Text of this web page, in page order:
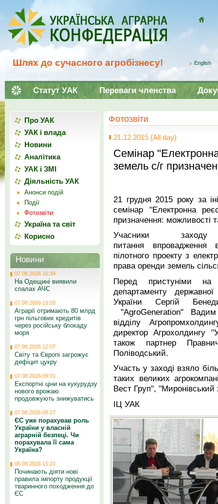
Шлях до сучасного агробізнесу! English
Статут УАК Переваги членства
Фотозвіти
21.12.2015 (All day)
Семінар
земель с/г
21 грудня 2015 року за
семінар "Електронна
призначення: можливості
Учасники
питання
пілотного проекту з
права оренди земель
Перед пристуніми на
департаменту державної
України Сергій
"AgroGeneration"
відділу
директор Агрохолдингу
також партнер
Поліводський.
Участь у заході взяло
таких великих
Вест Груп", "Миронівський
ІЦ УАК
Про УАК
УАК і влада
Новини
Аналітика
УАК і ЗМІ
Діяльність УАК
Анонси подій
Події
Фотозвіти
Україна та світ
Корисно
Новини
07.08.2026 16:34
На Одещині виявили
спалах АЧС
07.08.2026 13:03
Аграрії отримають 80 млрд
грн пільгових кредитів
через російську блокаду
моря
07.08.2026 12:07
Світу та Європі загрожує
дефіцит цукру
07.08.2026 09:01
Експортні ціни на кукурудзу
нового врожаю
продовжують знижуватись
07.08.2026 08:27
ЄС уже порахував роль
України у власній
аграрній безпеці. Чи
порахувала її сама
Україна?
06.08.2026 15:21
Починають діяти нові
правила імпорту продукції
тваринного походження до
ЄС